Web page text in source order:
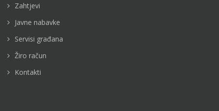
Zahtjevi
Javne nabavke
Servisi građana
Žiro račun
Kontakti